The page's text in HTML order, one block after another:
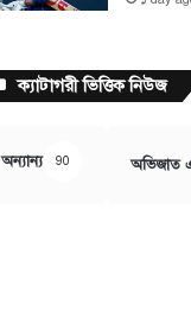
ক্যাটাগরী ভিত্তিক নিউজ
অন্যান্য 90 অভিজাত